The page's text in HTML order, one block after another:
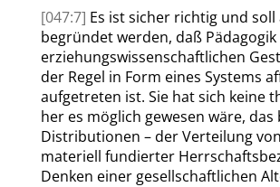
[047:7] Es ist sicher richtig und soll
begründet werden, daß
erziehungswissenschaftlichen
der Regel in Form eines Systems
aufgetreten ist. Sie hat sich keine
her es möglich gewesen wäre,
Distributionen – der Verteilung
materiell fundierter
Denken einer gesellschaftlichen